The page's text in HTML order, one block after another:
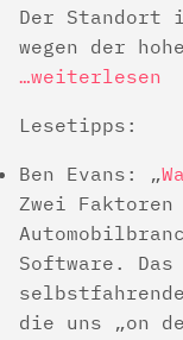
Der Standort
wegen der
…weiterlesen
Lesetipps:
Ben Evans: „
Zwei
Software. Das
die uns „on